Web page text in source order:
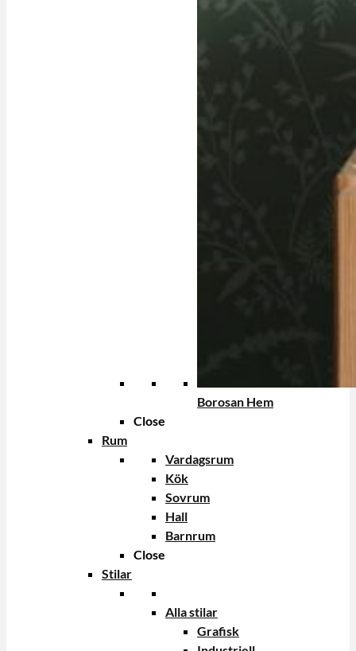
Borosan Hem
Close
Rum
Vardagsrum
Kök
Sovrum
Hall
Barnrum
Close
Stilar
Alla stilar
Grafisk